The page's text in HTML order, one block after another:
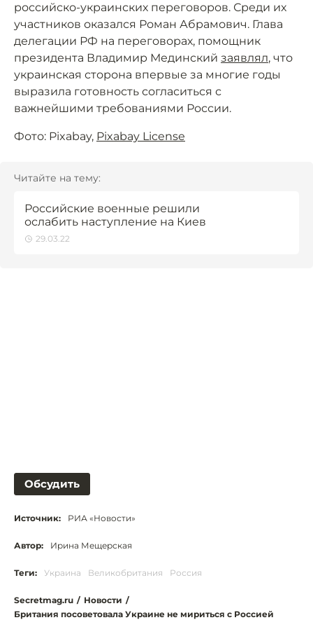
российско-украинских переговоров. Среди их
участников оказался Роман Абрамович. Глава
делегации РФ на переговорах, помощник
президента Владимир Мединский заявлял, что
украинская сторона впервые за многие годы
выразила готовность согласиться с
важнейшими требованиями России.
Фото: Pixabay, Pixabay License
Читайте на тему:
Российские военные решили
ослабить наступление на Киев
29.03.22
Обсудить
Источник: РИА «Новости»
Автор: Ирина Мещерская
Теги: Украина Великобритания Россия
Secretmag.ru / Новости /
Британия посоветовала Украине не мириться с Россией